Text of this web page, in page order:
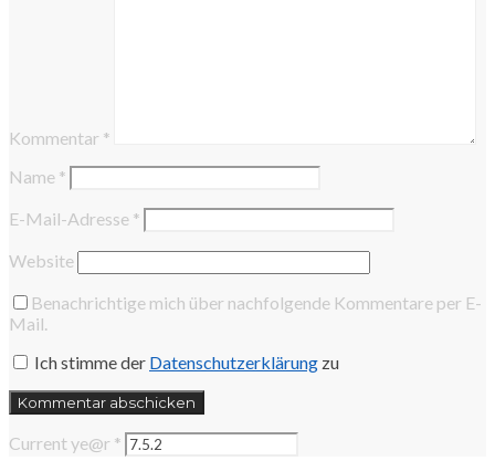
Kommentar *
Name *
E-Mail-Adresse *
Website
Benachrichtige mich über nachfolgende Kommentare per E-
Mail.
Ich stimme der Datenschutzerklärung zu
Current ye@r *